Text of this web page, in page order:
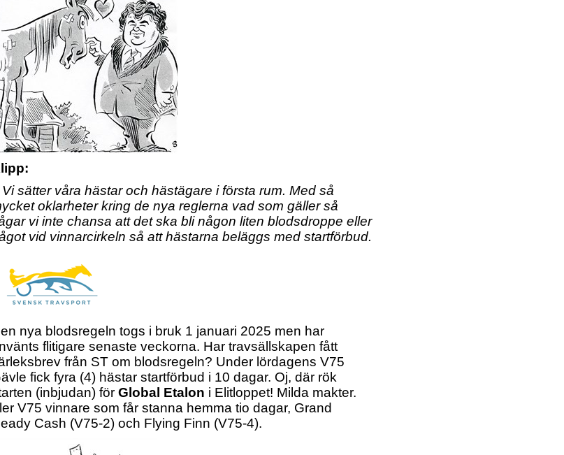
sätter våra hästar och hästägare i första rum. Med så
oklarheter kring de nya reglerna vad som gäller så
vi inte chansa att det ska bli någon liten blodsdroppe eller
vid vinnarcirkeln så att hästarna beläggs med startförbud.
nya blodsregeln togs i bruk 1 januari 2025 men har
flitigare senaste veckorna. Har travsällskapen fått
från ST om blodsregeln? Under lördagens V75
fick fyra (4) hästar startförbud i 10 dagar. Oj, där rök
(inbjudan) för Global Etalon i Elitloppet! Milda makter.
V75 vinnare som får stanna hemma tio dagar, Grand
Cash (V75-2) och Flying Finn (V75-4).